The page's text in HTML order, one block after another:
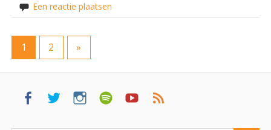
Een reactie plaatsen
1 2 »